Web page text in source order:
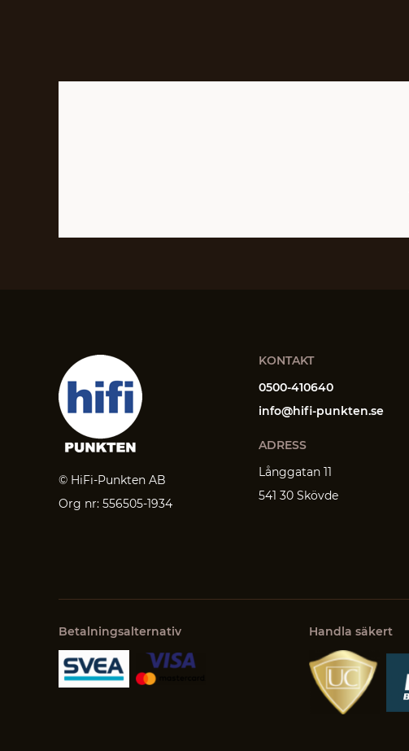
© HiFi-Punkten AB
Org nr: 556505-1934
KONTAKT
0500-410640
info@hifi-punkten.se
ADRESS
Långgatan 11
541 30 Skövde
Betalningsalternativ Handla säkert